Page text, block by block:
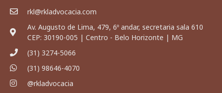
rkl@rkladvocacia.com
Av. Augusto de Lima, 479, 6º andar, secretaria sala 610
CEP: 30190-005 | Centro - Belo Horizonte | MG
(31) 3274-5066
(31) 98646-4070
@rkladvocacia